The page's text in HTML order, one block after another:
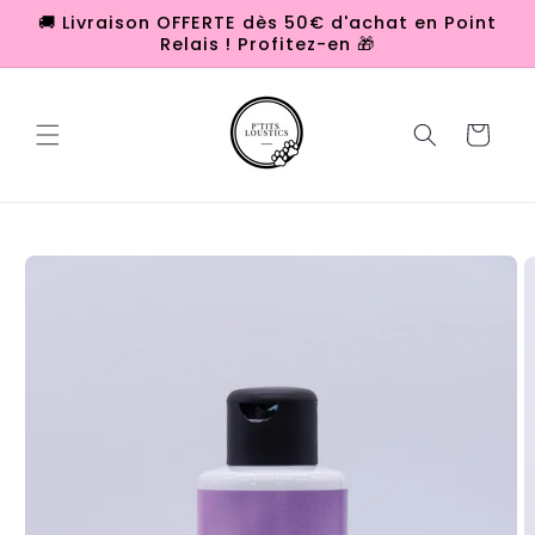
passer
contenu
🚚 Livraison OFFERTE dès 50€ d'achat en Point
Relais ! Profitez-en 🎁
Panier
informations